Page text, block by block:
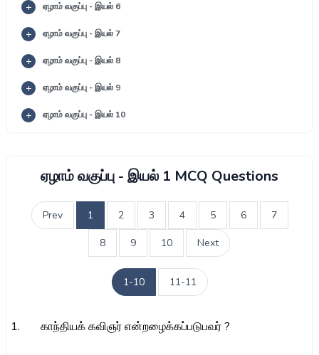
ஏழாம் வகுப்பு - இயல் 6
ஏழாம் வகுப்பு - இயல் 7
ஏழாம் வகுப்பு - இயல் 8
ஏழாம் வகுப்பு - இயல் 9
ஏழாம் வகுப்பு - இயல் 10
ஏழாம் வகுப்பு - இயல் 1 MCQ Questions
Prev 1 2 3 4 5 6 7
8 9 10 Next
1-10 11-11
1. காந்தியக் கவிஞர் என்றழைக்கப்படுபவர் ?